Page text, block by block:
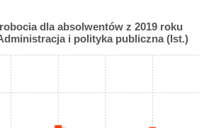
dla absolwentów z 2019 roku
i polityka publiczna (Ist.)